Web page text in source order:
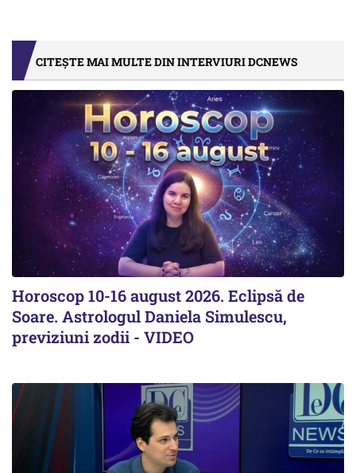
CITEȘTE MAI MULTE DIN INTERVIURI DCNEWS
Horoscop 10-16 august 2026. Eclipsă de
Soare. Astrologul Daniela Simulescu,
previziuni zodii - VIDEO